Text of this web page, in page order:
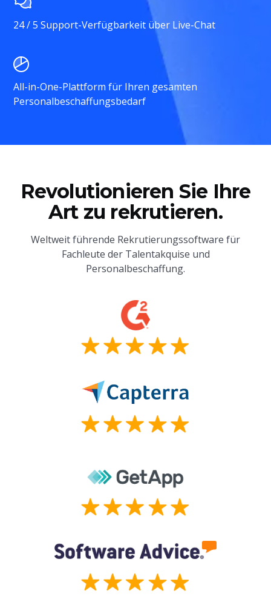
24 / 5 Support-Verfügbarkeit über Live-Chat
All-in-One-Plattform für Ihren gesamten
Personalbeschaffungsbedarf
Revolutionieren Sie Ihre
Art zu rekrutieren.
Weltweit führende Rekrutierungssoftware für
Fachleute der Talentakquise und
Personalbeschaffung.